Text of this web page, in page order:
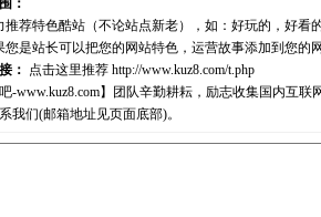
：
推荐特色酷站（不论站点新老），如：好玩的，好
您是站长可以把您的网站特色，运营故事添加到您
： 点击这里推荐 http://www.kuz8.com/t.php
吧-www.kuz8.com】团队辛勤耕耘，励志收集国内互
我们(邮箱地址见页面底部)。